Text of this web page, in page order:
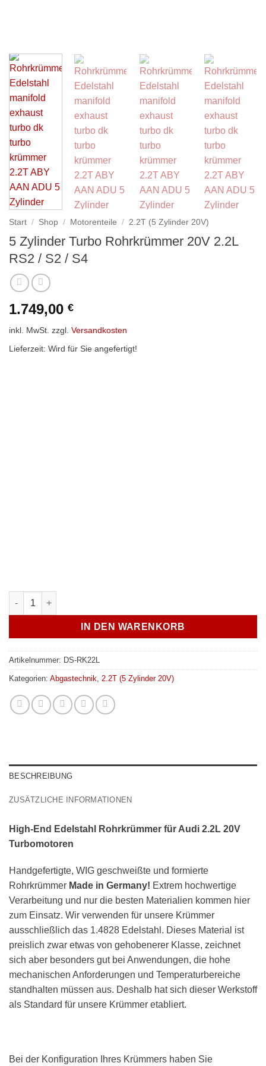
Start / Shop / Motorenteile / 2.2T (5 Zylinder 20V)
5 Zylinder Turbo Rohrkrümmer 20V 2.2L
RS2 / S2 / S4
1.749,00 €
inkl. MwSt. zzgl. Versandkosten
Lieferzeit: Wird für Sie angefertigt!
5 Zylinder Turbo Rohrkrümmer 20V 2.2L RS2 / S2 / S4 Menge
IN DEN WARENKORB
Artikelnummer: DS-RK22L
Kategorien: Abgastechnik 2.2T (5 Zylinder 20V)
BESCHREIBUNG
ZUSÄTZLICHE INFORMATIONEN
High-End Edelstahl Rohrkrümmer für Audi 2.2L 20V
Turbomotoren
Handgefertigte, WIG geschweißte und formierte
Rohrkrümmer Made in Germany! Extrem hochwertige
Verarbeitung und nur die besten Materialien kommen hier
zum Einsatz. Wir verwenden für unsere Krümmer
ausschließlich das 1.4828 Edelstahl. Dieses Material ist
preislich zwar etwas von gehobenerer Klasse, zeichnet
sich aber besonders gut bei Anwendungen, die hohe
mechanischen Anforderungen und Temperaturbereiche
standhalten müssen aus. Deshalb hat sich dieser Werkstoff
als Standard für unsere Krümmer etabliert.
Bei der Konfiguration Ihres Krümmers haben Sie